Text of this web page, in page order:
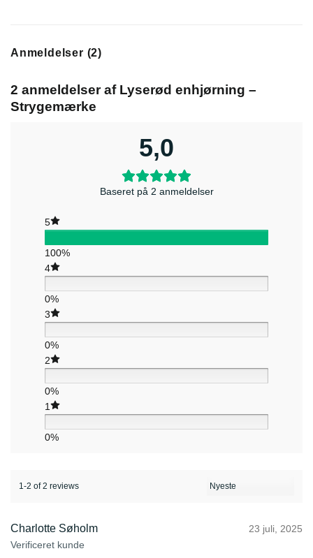
Anmeldelser (2)
2 anmeldelser af Lyserød enhjørning –
Strygemærke
5,0
Baseret på 2 anmeldelser
5
100%
4
0%
3
0%
2
0%
1
0%
1-2 of 2 reviews
Charlotte Søholm
Verificeret kunde
23 juli, 2025